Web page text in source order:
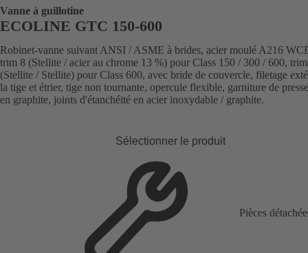
Vanne à guillotine
ECOLINE GTC 150-600
Robinet-vanne suivant ANSI / ASME à brides, acier moulé A216
trim 8 (Stellite / acier au chrome 13 %) pour Class 150 / 300 / 600,
(Stellite / Stellite) pour Class 600, avec bride de couvercle, filetage
la tige et étrier, tige non tournante, opercule flexible, garniture de
en graphite, joints d'étanchéité en acier inoxydable / graphite.
Sélectionner le produit
Pièces